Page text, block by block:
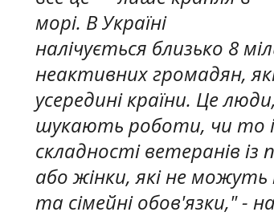
морі. В Україні
налічується близько 8
неактивних громадян,
усередині країни. Це
шукають роботи, чи то
складності ветеранів
або жінки, які не
та сімейні обов'язки," -